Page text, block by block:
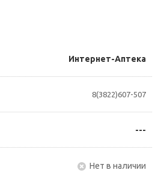
Интернет-Аптека
8(3822)607-507
---
Нет в наличии